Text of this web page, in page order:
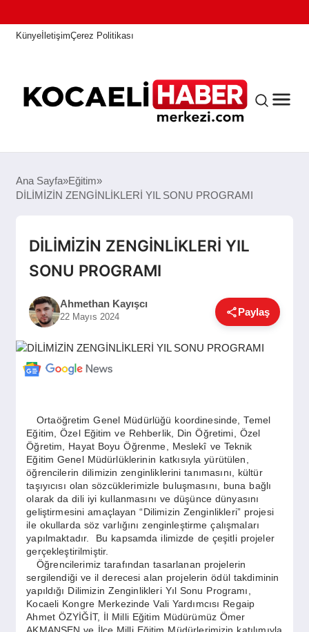
KünyeİletişimÇerez Politikası
ANASAYFA
ASAYIŞ
GÜNDEM
SIYASET
EĞITIM
EKONOMI
DÜNYA
SAĞLIK
SPOR
Ana Sayfa Eğitim
DİLİMİZİN ZENGİNLİKLERİ YIL SONU PROGRAMI
DİLİMİZİN ZENGİNLİKLERİ YIL
SONU PROGRAMI
Ahmethan Kayışcı
22 Mayıs 2024 Paylaş
Ortaöğretim Genel Müdürlüğü koordinesinde, Temel
Eğitim, Özel Eğitim ve Rehberlik, Din Öğretimi, Özel
Öğretim, Hayat Boyu Öğrenme, Meslekî ve Teknik
Eğitim Genel Müdürlüklerinin katkısıyla yürütülen,
öğrencilerin dilimizin zenginliklerini tanımasını, kültür
taşıyıcısı olan sözcüklerimizle buluşmasını, buna bağlı
olarak da dili iyi kullanmasını ve düşünce dünyasını
geliştirmesini amaçlayan “Dilimizin Zenginlikleri” projesi
ile okullarda söz varlığını zenginleştirme çalışmaları
yapılmaktadır. Bu kapsamda ilimizde de çeşitli projeler
gerçekleştirilmiştir.
Öğrencilerimiz tarafından tasarlanan projelerin
sergilendiği ve il derecesi alan projelerin ödül takdiminin
yapıldığı Dilimizin Zenginlikleri Yıl Sonu Programı,
Kocaeli Kongre Merkezinde Vali Yardımcısı Regaip
Ahmet ÖZYİĞİT, İl Milli Eğitim Müdürümüz Ömer